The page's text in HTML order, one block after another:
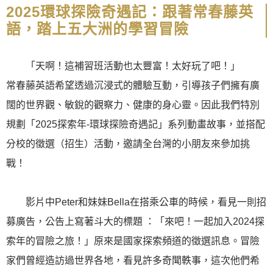
2025環球探險奇遇記：跟著常春藤英
語，踏上五大洲的學習冒險
「天啊！這補習班活動也太豐富！太好玩了吧！」
常春藤英語希望透過沉浸式的體驗互動，引導孩子們擁有廣
闊的世界觀、敏銳的觀察力、健康的身心靈。因此我們特別
規劃「2025探索年-環球探險奇遇記」系列動畫故事，並搭配
分校的徵選（招生）活動，邀請全台灣的小朋友來參加挑
戰！
影片中Peter和妹妹Bella在搭乘公車的時候，看見一則招
募廣告，公告上寫著斗大的標題 ：「來吧！一起加入2024探
索年的冒險之旅！」原來是國家探索頻道的徵選訊息。冒險
家們曾經造訪過世界各地，看見許多奇聞軼事，這次他們希